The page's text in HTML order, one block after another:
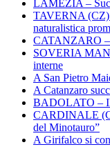
LAMEZIA –
TAVERNA (CZ)
naturalistica
CATANZARO –
SOVERIA
interne
A San Pietro
A Catanzaro
BADOLATO – Il
CARDINALE
del Minotauro”
A Girifalco si